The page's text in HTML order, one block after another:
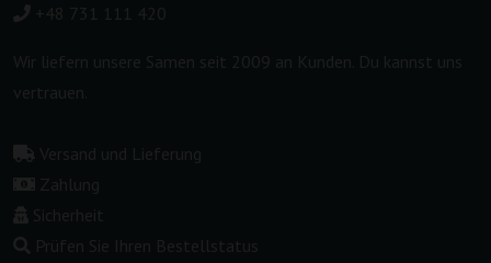
+48 731 111 420
Wir liefern unsere Samen seit 2009 an Kunden. Du kannst uns
vertrauen.
Versand und Lieferung
Zahlung
Sicherheit
Prüfen Sie Ihren Bestellstatus